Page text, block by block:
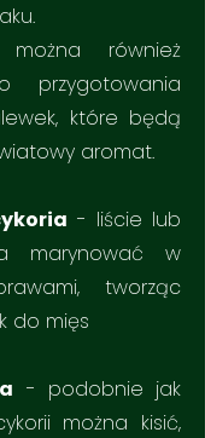
również
przygotowania
które będą
aromat.
- liście lub
marynować w
tworząc
do mięs
- podobnie jak
można kisić,